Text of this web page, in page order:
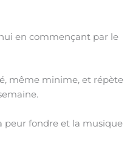
en commençant par le
même minime, et répète
peur fondre et la musique